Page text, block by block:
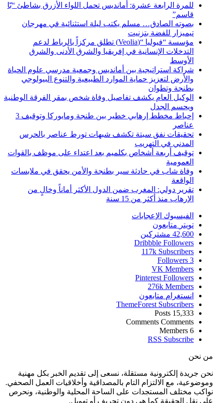
للمرة الرابعة عشرة: أمانديس تحمل اللواء الأزرق بشاطئ “بّا
قاسم”
بصوته الصادق… مسلم يكتب ليلة استثنائية في مهرجان
تيميزار للفضة بتزنيت
مؤسسة “فيوليا “(Veolia) تطلق مركزاً بالرباط لدعم
التدخلات الإنسانية في إفريقيا والشرق الأدنى والشرق
الأوسط
شراكة استراتيجية بين أمانديس وجمعية مدرسي علوم الحياة
والأرض لتعزيز حماية الموارد الطبيعية والتنوع البيولوجي
بطنجة وتطوان
الوكيل العام يكشف تفاصيل وفاة شخص بمقر الفرقة الوطنية
ويحسم الجدل
إحباط مخطط إرهابي خطير بين طنجة ومايوركا وتوقيف 3
عناصر
تحقيقات نفق سبتة تكشف شبهات تورط عناصر بالحرس
المدني في التهريب
توقيف أربعة أشخاص بكلميم بعد اعتداء على موظف بالقوات
العمومية
وفاة شاب في حادثة سير بطنجة والأمن يحقق في ملابسات
الواقعة
تقرير دولي: المغرب ضمن الدول الأكثر أماناً وخالٍ من
الإرهاب منذ أكثر من 15 سنة
الفيسبوك الإعجابات
تويتر متابعون
42,600 مشتركين
Dribbble Followers
117k Subscribers
3
Followers
VK Members
Pinterest Followers
276k Members
انستغرام متابعون
ThemeForest Subscribers
15,333
Posts
Comments Comments
6
Members
RSS Subscribe
من نحن
نحن جريدة إلكترونية مستقلة، نسعى إلى تقديم الخبر بكل مهنية
وموضوعية، مع الالتزام التام بالمصداقية وأخلاقيات العمل الصحفي.
نواكب مختلف المستجدات على الساحة المحلية والوطنية، ونحرص
على نقل الحقيقة كما هي دون تحريف أو تهويل.